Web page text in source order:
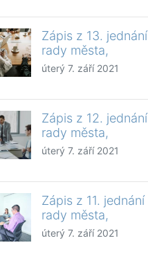
Zápis z 13. jednání
rady města,
úterý 7. září 2021
Zápis z 12. jednání
rady města,
úterý 7. září 2021
Zápis z 11. jednání
rady města,
úterý 7. září 2021